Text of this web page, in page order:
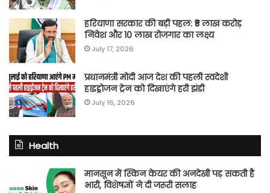
हरियाणा सरकार की बड़ी पहल: ₹5 लाख करोड़
निवेश और 10 लाख रोजगार का लक्ष्य
July 17, 2026
प्रधानमंत्री मोदी आज देश की पहली स्वदेशी
हाइड्रोजन ट्रेन को दिखाएंगे हरी झंडी
July 16, 2026
Health
मानसून में स्किन केयर की अनदेखी पड़ सकती है
भारी, विशेषज्ञों ने दी जरूरी सलाह